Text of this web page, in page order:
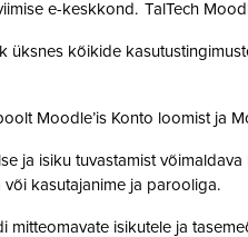
e-keskkond. TalTech
üksnes kõikide
Moodle’is Konto loomist ja
ja isiku tuvastamist
või kasutajanime ja parooliga.
isikutele ja